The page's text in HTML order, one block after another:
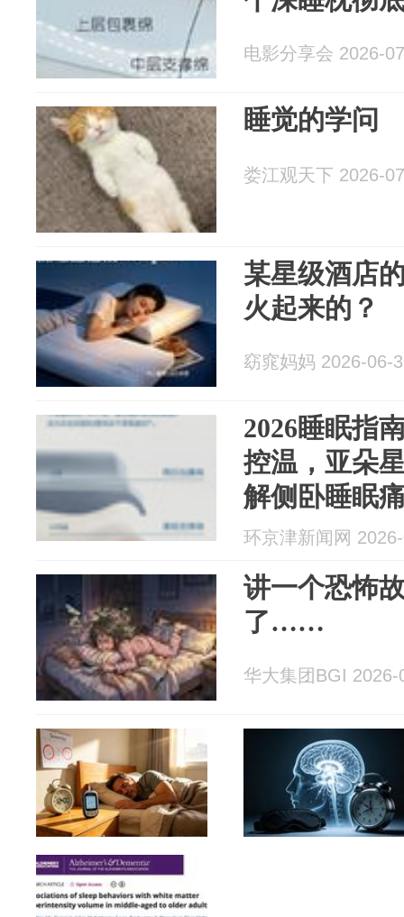
电影分享会 2026-
睡觉的学问
娄江观天下 2026-
某星级酒店
火起来的？
窈窕妈妈 2026-06-
2026睡眠指
控温，亚朵
解侧卧睡眠
环京津新闻网
讲一个恐怖
了……
华大集团BGI 2026-